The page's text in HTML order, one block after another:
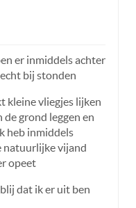
er inmiddels achter
bij stonden
kleine vliegjes lijken
grond leggen en
heb inmiddels
natuurlijke vijand
opeet
dat ik er uit ben